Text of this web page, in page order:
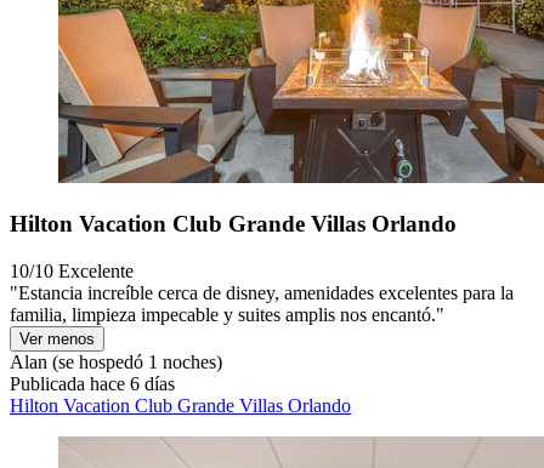
Hilton Vacation Club Grande Villas Orlando
10/10 Excelente
"Estancia increíble cerca de disney, amenidades excelentes para la
familia, limpieza impecable y suites amplis nos encantó."
Ver menos
Alan (se hospedó 1 noches)
Publicada hace 6 días
Hilton Vacation Club Grande Villas Orlando